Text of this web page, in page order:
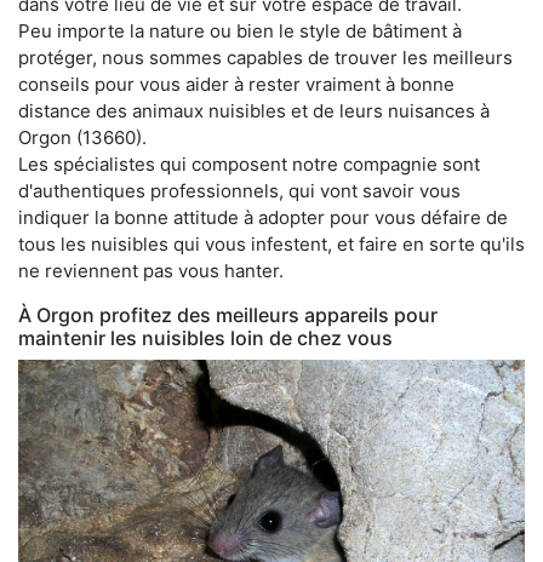
Peu importe la nature ou bien le style de bâtiment à
protéger, nous sommes capables de trouver les meilleurs
conseils pour vous aider à rester vraiment à bonne
distance des animaux nuisibles et de leurs nuisances à
Orgon (13660).
Les spécialistes qui composent notre compagnie sont
d'authentiques professionnels, qui vont savoir vous
indiquer la bonne attitude à adopter pour vous défaire de
tous les nuisibles qui vous infestent, et faire en sorte qu'ils
ne reviennent pas vous hanter.
À Orgon profitez des meilleurs appareils pour
maintenir les nuisibles loin de chez vous